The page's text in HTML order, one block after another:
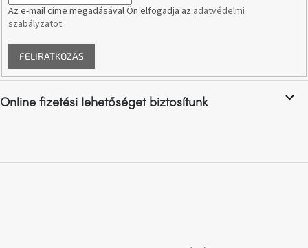
Fedezze
sötét
oldalát
részlet,
Mesonica
Az e-mail címe megadásával Ön elfogadja az adatvédelmi
szabályzatot.
FELIRATKOZÁS
Online fizetési lehetőséget biztosítunk